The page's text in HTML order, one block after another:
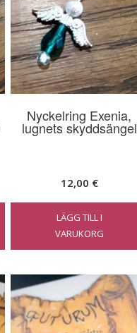
Nyckelring Exenia,
lugnets skyddsängel
12,00 €
LÄGG TILL I
VARUKORG